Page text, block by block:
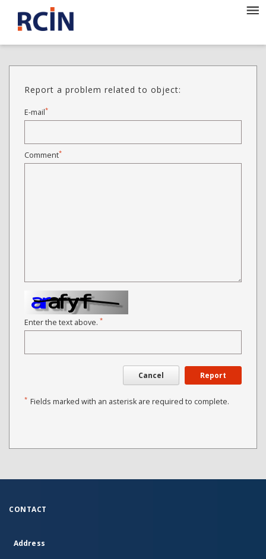
Report a problem related to object:
E-mail*
Comment*
Enter the text above. *
Cancel Report
* Fields marked with an asterisk are required to complete.
CONTACT
Address